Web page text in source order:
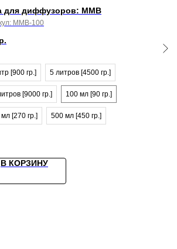
для диффузоров: MMB
MMB-100
р.
[900 гр.]
5 литров [4500 гр.]
[9000 гр.] 100 мл [90 гр.]
[270 гр.] 500 мл [450 гр.]
В КОРЗИНУ